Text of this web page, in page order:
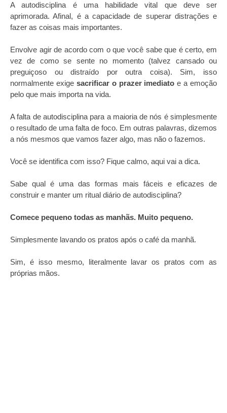
A autodisciplina é uma habilidade vital que deve ser
aprimorada. Afinal, é a capacidade de superar distrações e
fazer as coisas mais importantes.
Envolve agir de acordo com o que você sabe que é certo, em
vez de como se sente no momento (talvez cansado ou
preguiçoso ou distraído por outra coisa). Sim, isso
normalmente exige sacrificar o prazer imediato e a emoção
pelo que mais importa na vida.
A falta de autodisciplina para a maioria de nós é simplesmente
o resultado de uma falta de foco. Em outras palavras, dizemos
a nós mesmos que vamos fazer algo, mas não o fazemos.
Você se identifica com isso? Fique calmo, aqui vai a dica.
Sabe qual é uma das formas mais fáceis e eficazes de
construir e manter um ritual diário de autodisciplina?
Comece pequeno todas as manhãs. Muito pequeno.
Simplesmente lavando os pratos após o café da manhã.
Sim, é isso mesmo, literalmente lavar os pratos com as
próprias mãos.